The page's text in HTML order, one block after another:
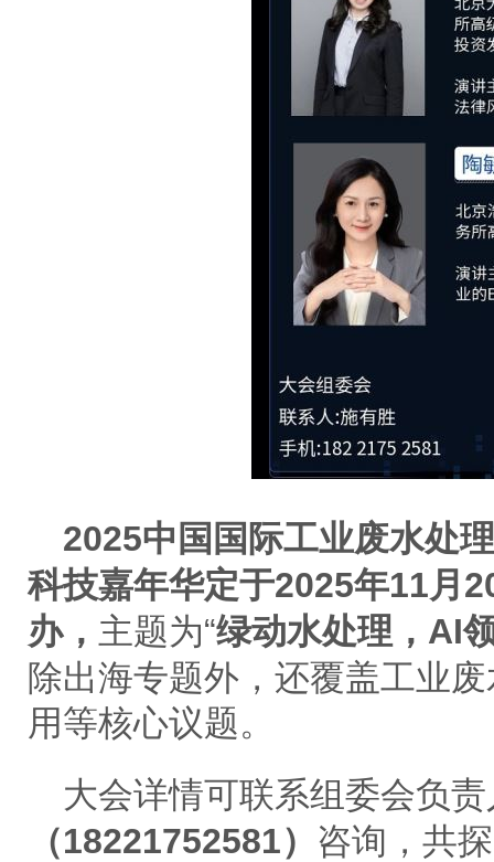
2025中国国际工业废水处
科技嘉年华定于2025年11月
办， 主题为“绿动水处理， AI
除出海专题外，还覆盖工业
用等核心议题。
大会详情可联系组委会负
（18221752581） 咨询，共